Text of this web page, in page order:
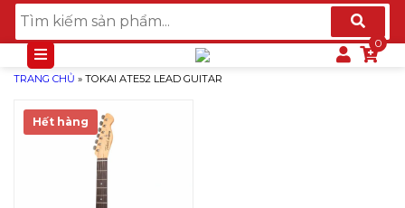
TRANG CHỦ » TOKAI ATE52 LEAD GUITAR
Hết hàng